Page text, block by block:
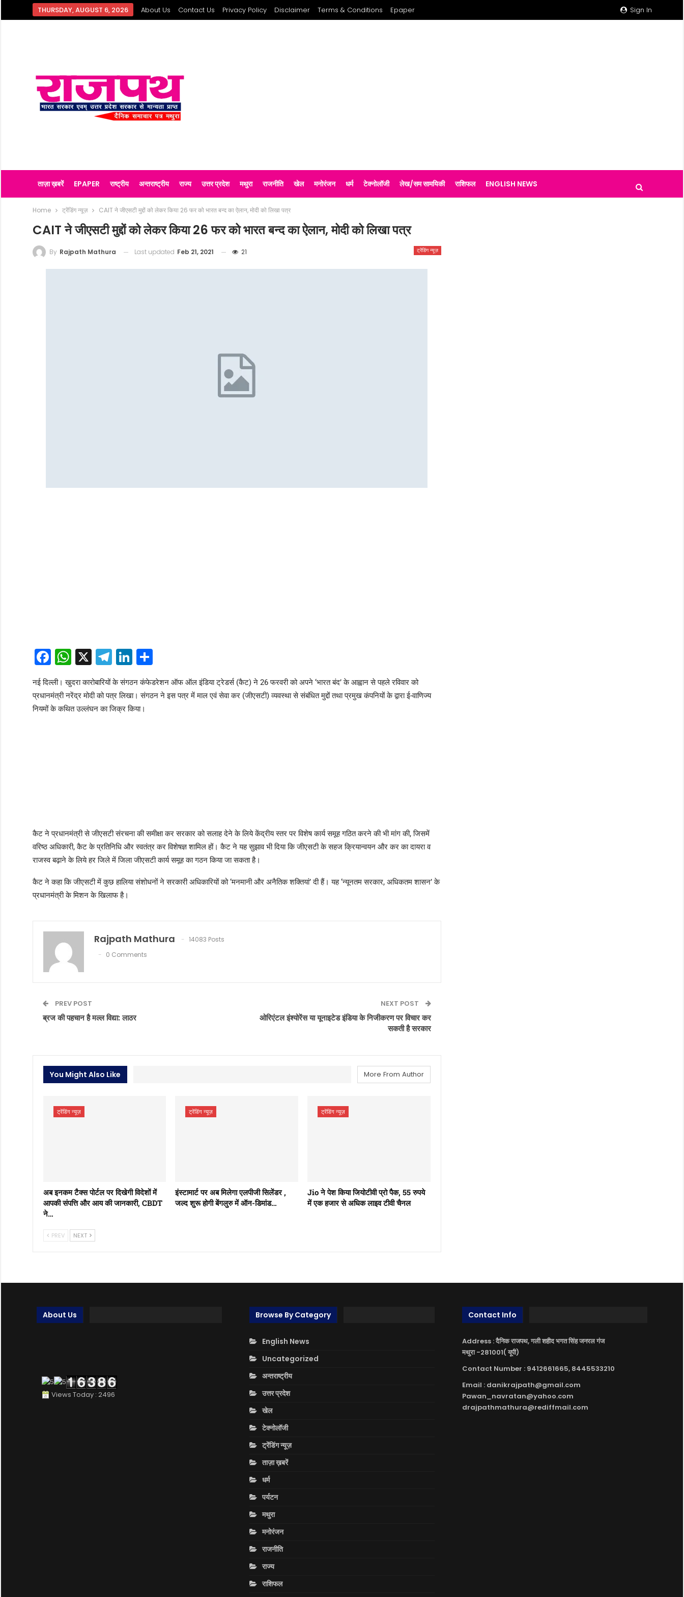
Sign In
THURSDAY, AUGUST 6, 2026 About Us Contact Us Privacy Policy Disclaimer Terms & Conditions Epaper
ताज़ा ख़बरें EPAPER राष्ट्रीय अन्तराष्ट्रीय राज्य उत्तर प्रदेश मथुरा राजनीति खेल मनोरंजन धर्म टेक्नोलॉजी लेख/सम सामयिकी राशिफल ENGLISH NEWS
Home ट्रेंडिंग न्यूज़ CAIT ने जीएसटी मुद्दों को लेकर किया 26 फर को भारत बन्द का ऐलान, मोदी को लिखा पत्र
CAIT ने जीएसटी मुद्दों को लेकर किया 26 फर को भारत बन्द का ऐलान, मोदी को लिखा पत्र
ट्रेंडिंग न्यूज़
By Rajpath Mathura Last updated Feb 21, 2021 21
Facebook
WhatsApp
X Telegram
LinkedIn
Share
नई दिल्ली। खुदरा कारोबारियों के संगठन कंफेडरेशन ऑफ ऑल इंडिया ट्रेडर्स (कैट) ने 26 फरवरी को अपने ‘भारत बंद’ के आह्वान से पहले रविवार को
प्रधानमंत्री नरेंद्र मोदी को पत्र लिखा। संगठन ने इस पत्र में माल एवं सेवा कर (जीएसटी) व्यवस्था से संबंधित मुद्दों तथा प्रमुख कंपनियों के द्वारा ई-वाणिज्य
नियमों के कथित उल्लंघन का जिक्र किया।
कैट ने प्रधानमंत्री से जीएसटी संरचना की समीक्षा कर सरकार को सलाह देने के लिये केंद्रीय स्तर पर विशेष कार्य समूह गठित करने की भी मांग की, जिसमें
वरिष्ठ अधिकारी, कैट के प्रतिनिधि और स्वतंत्र कर विशेषज्ञ शामिल हों। कैट ने यह सुझाव भी दिया कि जीएसटी के सहज क्रियान्वयन और कर का दायरा व
राजस्व बढ़ाने के लिये हर जिले में जिला जीएसटी कार्य समूह का गठन किया जा सकता है।
कैट ने कहा कि जीएसटी में कुछ हालिया संशोधनों ने सरकारी अधिकारियों को ‘मनमानी और अनैतिक शक्तियां’ दी हैं। यह ‘न्यूनतम सरकार, अधिकतम शासन’ के
प्रधानमंत्री के मिशन के खिलाफ है।
Rajpath Mathura
14083 Posts
0 Comments
PREV POST
ब्रज की पहचान है मल्ल विद्या: लाठर
NEXT POST
ओरिएंटल इंश्योरेंस या यूनाइटेड इंडिया के निजीकरण पर विचार कर
सकती है सरकार
You Might Also Like More From Author
ट्रेंडिंग न्यूज़
अब इनकम टैक्स पोर्टल पर दिखेगी विदेशों में
आपकी संपत्ति और आय की जानकारी, CBDT
ने…
ट्रेंडिंग न्यूज़
इंस्टामार्ट पर अब मिलेगा एलपीजी सिलेंडर ,
जल्द शुरू होगी बेंगलुरु में ऑन-डिमांड…
ट्रेंडिंग न्यूज़
Jio ने पेश किया जियोटीवी प्रो पैक, 55 रुपये
में एक हजार से अधिक लाइव टीवी चैनल
PREV NEXT
About Us
Views Today : 2496
Browse By Category
English News
Uncategorized
अन्तराष्ट्रीय
उत्तर प्रदेश
खेल
टेक्नोलॉजी
ट्रेंडिंग न्यूज़
ताज़ा ख़बरें
धर्म
पर्यटन
मथुरा
मनोरंजन
राजनीति
राज्य
राशिफल
Contact Info
Address : दैनिक राजपथ, गली शहीद भगत सिंह जनरल गंज
मथुरा -281001( यूपी)
Contact Number : 9412661665, 8445533210
Email : danikrajpath@gmail.com
Pawan_navratan@yahoo.com
drajpathmathura@rediffmail.com